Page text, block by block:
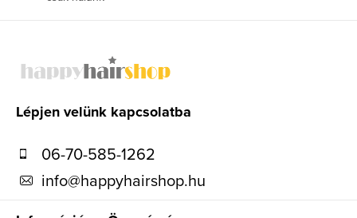
Lépjen velünk kapcsolatba
06-70-585-1262
info@happyhairshop.hu